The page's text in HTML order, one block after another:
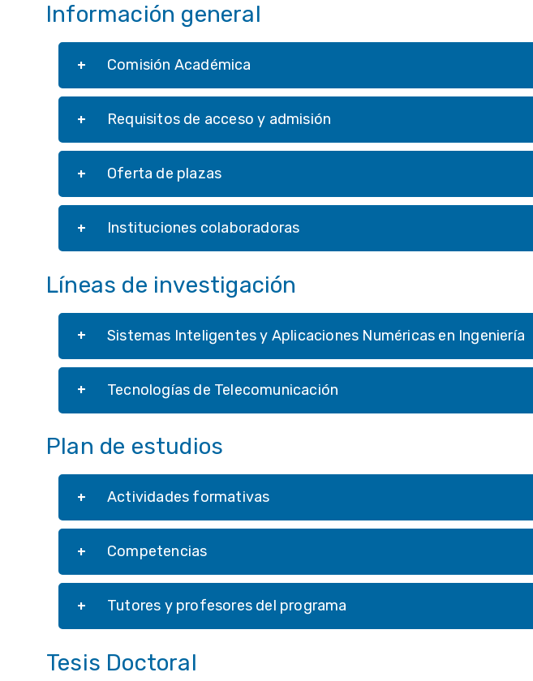
Información general
Comisión Académica
Requisitos de acceso y admisión
Oferta de plazas
Instituciones colaboradoras
Líneas de investigación
Sistemas Inteligentes y Aplicaciones Numéricas en Ingeniería
Tecnologías de Telecomunicación
Plan de estudios
Actividades formativas
Competencias
Tutores y profesores del programa
Tesis Doctoral